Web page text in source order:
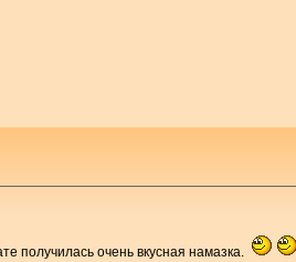
получилась очень вкусная намазка.